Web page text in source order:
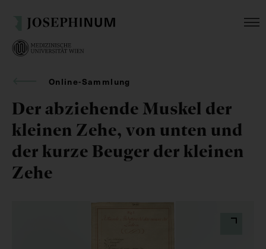
Online-Sammlung
Der abziehende Muskel der
kleinen Zehe, von unten und
der kurze Beuger der kleinen
Zehe